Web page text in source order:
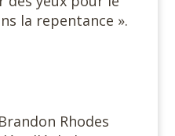
la repentance ».
Rhodes